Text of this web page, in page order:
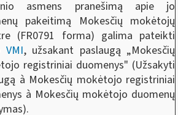
asmens pranešimą apie jo
pakeitimą Mokesčių mokėtojų
(FR0791 forma) galima pateikti
VMI, užsakant paslaugą „Mokesčių
registriniai duomenys" (Užsakyti
à Mokesčių mokėtojo registriniai
à Mokesčių mokėtojo duomenų